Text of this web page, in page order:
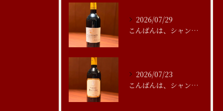
2026/07/29
こんばんは、シャンブルアスリール清水です
2026/07/23
こんばんは、シャンブルアスリール清水です